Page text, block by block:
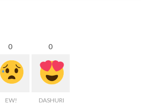
0
EW!
0
DASHURI